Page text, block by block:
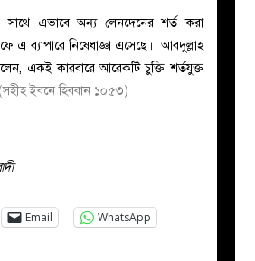
সাথে এভাবে অন্য লেনদেনের শর্ত করা
এ ব্যাপারে নিষেধাজ্ঞা এসেছে। আবদুল্লাহ
একই কারবারে আরেকটি চুক্তি শর্তযুক্ত
(সহীহ ইবনে হিববান ১০৫৩)
Email
WhatsApp